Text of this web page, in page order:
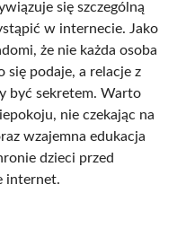
się szczególną
w internecie. Jako
że nie każda osoba
się podaje, a relacje z
być sekretem. Warto
nie czekając na
wzajemna edukacja
dzieci przed
internet.